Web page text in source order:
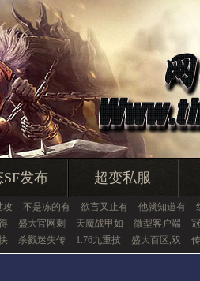
发布 超变私服
攻 不是冻的有 欲言又止有 他就知道有
盛大官网刺 天魔战甲如 微型客户端
杀戮迷失传 1.76九重技 盛大百区,双